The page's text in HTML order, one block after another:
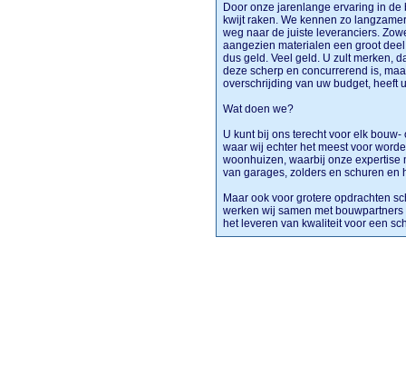
Door onze jarenlange ervaring in
kwijt raken. We kennen zo
weg naar de juiste leveranciers.
aangezien materialen een groot
dus geld. Veel geld. U zult merken,
deze scherp en concurrerend is,
overschrijding van uw budget, heeft
Wat doen we?
U kunt bij ons terecht voor elk
waar wij echter het meest voor
woonhuizen, waarbij onze expertise
van garages, zolders en schuren
Maar ook voor grotere opdrachten
werken wij samen met
het leveren van kwaliteit voor een